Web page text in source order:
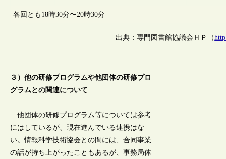
各回とも18時30分〜20時30分
出典：専門図書館協議会ＨＰ（
３）他の研修プログラムや他団体の研修プロ
グラムとの関連について
他団体の研修プログラム等については参考
にはしているが、現在進んでいる連携はな
い。情報科学技術協会との間には、合同事業
の話が持ち上がったこともあるが、事務局体